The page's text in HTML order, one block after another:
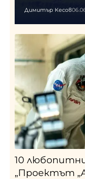
Димитър Кесов
10
„Проектът